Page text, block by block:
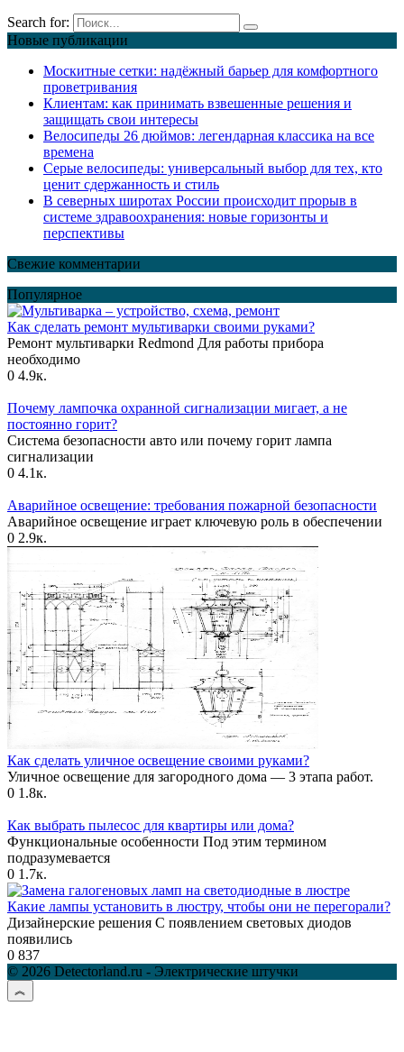
Search for:
Новые публикации
Москитные сетки: надёжный барьер для комфортного
проветривания
Клиентам: как принимать взвешенные решения и
защищать свои интересы
Велосипеды 26 дюймов: легендарная классика на все
времена
Серые велосипеды: универсальный выбор для тех, кто
ценит сдержанность и стиль
В северных широтах России происходит прорыв в
системе здравоохранения: новые горизонты и
перспективы
Свежие комментарии
Популярное
Как сделать ремонт мультиварки своими руками?
Ремонт мультиварки Redmond Для работы прибора
необходимо
0 4.9к.
Почему лампочка охранной сигнализации мигает, а не
постоянно горит?
Система безопасности авто или почему горит лампа
сигнализации
0 4.1к.
Аварийное освещение: требования пожарной безопасности
Аварийное освещение играет ключевую роль в обеспечении
0 2.9к.
Как сделать уличное освещение своими руками?
Уличное освещение для загородного дома — 3 этапа работ.
0 1.8к.
Как выбрать пылесос для квартиры или дома?
Функциональные особенности Под этим термином
подразумевается
0 1.7к.
Какие лампы установить в люстру, чтобы они не перегорали?
Дизайнерские решения С появлением световых диодов
появились
0 837
© 2026 Detectorland.ru - Электрические штучки